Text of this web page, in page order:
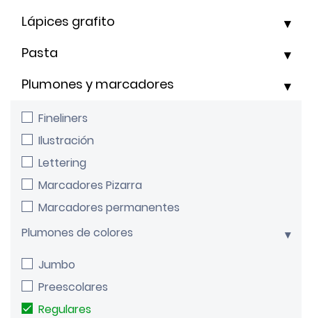
Lápices grafito
Pasta
Fineliners
Ilustración
Lettering
Marcadores Pizarra
Marcadores permanentes
Jumbo
Preescolares
Regulares
Plumones de colores
Plumones y marcadores